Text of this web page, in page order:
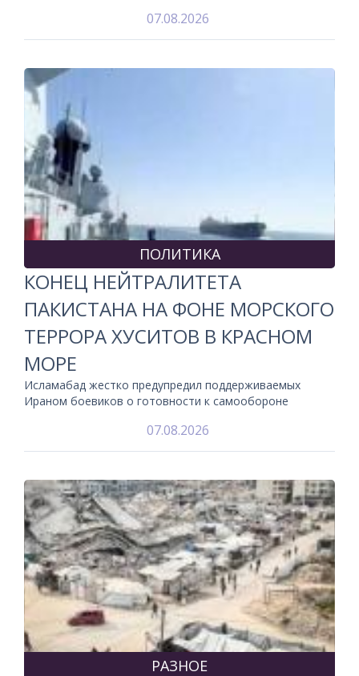
07.08.2026
ПОЛИТИКА
КОНЕЦ НЕЙТРАЛИТЕТА
ПАКИСТАНА НА ФОНЕ МОРСКОГО
ТЕРРОРА ХУСИТОВ В КРАСНОМ
МОРЕ
Исламабад жестко предупредил поддерживаемых
Ираном боевиков о готовности к самообороне
07.08.2026
РАЗНОЕ